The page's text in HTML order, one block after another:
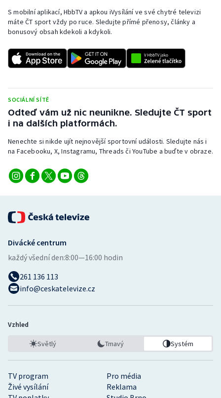
S mobilní aplikací, HbbTV a apkou iVysílání ve své chytré televizi
máte ČT sport vždy po ruce. Sledujte přímé přenosy, články a
bonusový obsah kdekoli a kdykoli.
SOCIÁLNÍ SÍTĚ
Odteď vám už nic neunikne. Sledujte ČT sport
i na dalších platformách.
Nenechte si nikde ujít nejnovější sportovní události. Sledujte nás i
na Facebooku, X, Instagramu, Threads či YouTube a buďte v obraze.
TV program
Pro média
Živé vysílání
Reklama
Divácké centrum
každý všední den:8:00—16:00 hodin
261 136 113
info@ceskatelevize.cz
Vzhled
Světlý Tmavý Systém